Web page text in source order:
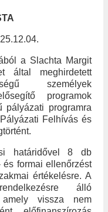
a Slachta Margit
által meghirdetett
személyek
programok
pályázati programra
Felhívás és
határidővel 8 db
formai ellenőrzést
értékelésre. A
álló
vissza nem